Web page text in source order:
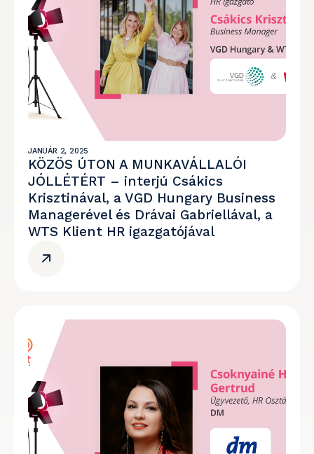
JANUÁR 2, 2025
KÖZÖS ÚTON A MUNKAVÁLLALÓI
JÓLLÉTÉRT – interjú Csákics
Krisztinával, a VGD Hungary Business
Managerével és Drávai Gabriellával, a
WTS Klient HR igazgatójával